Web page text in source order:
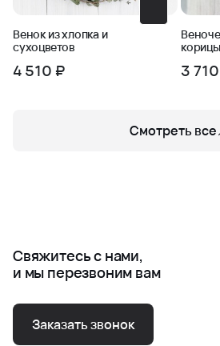
Венок из хлопка и
сухоцветов
4 510 ₽ 3
Смотреть все
Свяжитесь с нами,
и мы перезвоним вам
Заказать звонок